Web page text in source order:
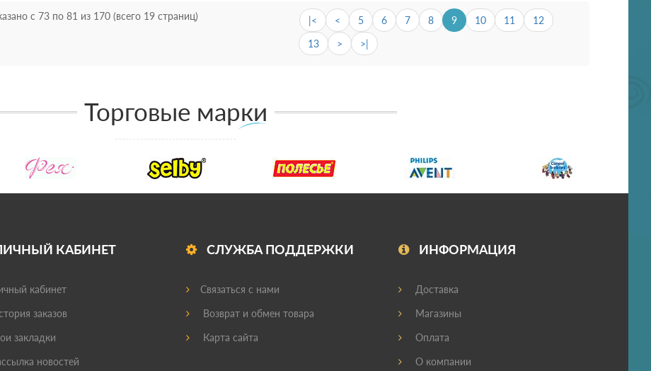
с 73 по 81 из 170 (всего 19 страниц) |< < 5 6 7 8 9 10 11
12
13
> >|
Торговые марки
КАБИНЕТ
кабинет
заказов
закладки
новостей
СЛУЖБА ПОДДЕРЖКИ
Связаться с нами
Возврат и обмен товара
Карта сайта
ИНФОРМАЦИЯ
Доставка
Магазины
Оплата
О компании